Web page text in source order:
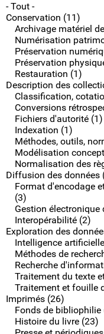
- Tout -
Conservation (11)
Archivage matériel
Numérisation
Préservation
Préservation
Restauration (1)
Description des
Classification,
Conversions
Fichiers d'autorité (1)
Indexation (1)
Méthodes, outils,
Modélisation
Normalisation des
Diffusion des données
Format d'encodage
(3)
Gestion électronique
Interopérabilité (2)
Exploration des
Intelligence
Méthodes de
Recherche
Traitement du texte
Traitement et fouille
Imprimés (26)
Fonds de bibliophilie
Histoire du livre (23)